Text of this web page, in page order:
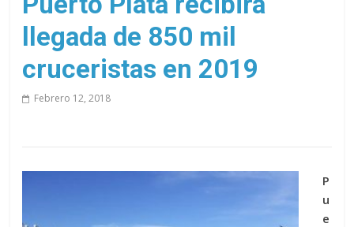
un
llegada de 850 mil
cruceristas en 2019
Febrero 12, 2018
P
u
e